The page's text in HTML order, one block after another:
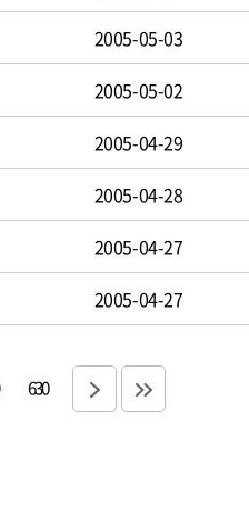
2005-05-03
2005-05-02
2005-04-29
2005-04-28
2005-04-27
2005-04-27
630